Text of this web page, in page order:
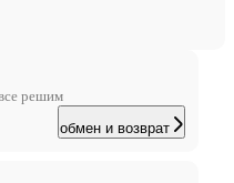
решим
обмен и возврат